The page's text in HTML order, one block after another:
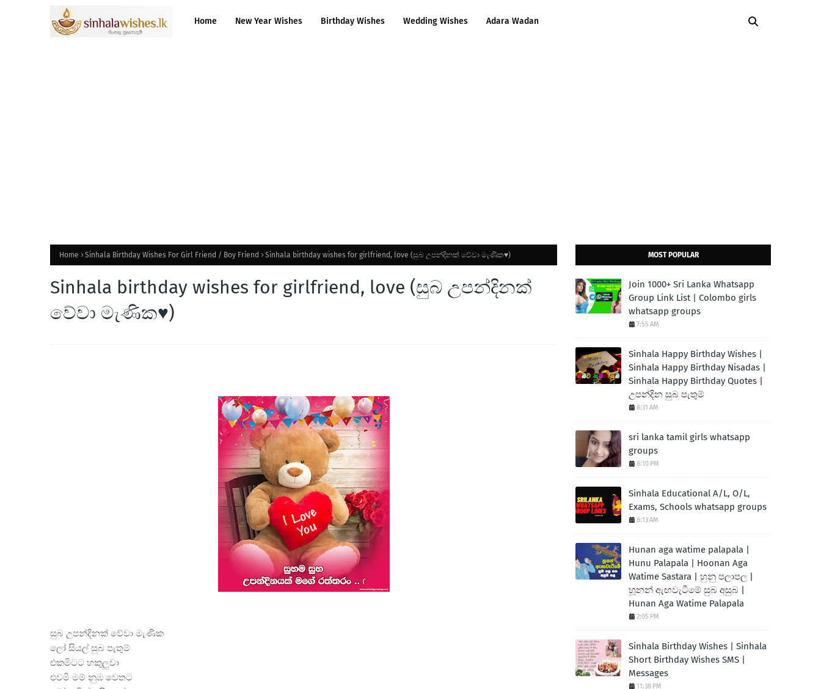
Home New Year Wishes Birthday Wishes Wedding Wishes Adara Wadan
Home Sinhala Birthday Wishes For Girl Friend / Boy Friend Sinhala birthday wishes for girlfriend, love (සුබ උපන්දිනක් ​වේවා මැණික♥️)
Sinhala birthday wishes for girlfriend, love (සුබ උපන්දිනක් ​
වේවා මැණික♥️)
සුබ උපන්දිනක් ​වේවා මැණික
​ලෝ සියල් සුබ පැතුම්
එකමිටට හකුලුවා
එවමි මම් නුඹ ​වෙතට
MOST POPULAR
Join 1000+ Sri Lanka Whatsapp
Group Link List | Colombo girls
whatsapp groups
7:55 AM
Sinhala Happy Birthday Wishes |
Sinhala Happy Birthday Nisadas |
Sinhala Happy Birthday Quotes |
උපන්දින සුබ පැතුම්
8:31 AM
sri lanka tamil girls whatsapp
groups
8:10 PM
Sinhala Educational A/L, O/L,
Exams, Schools whatsapp groups
8:13 AM
Hunan aga watime palapala |
Hunu Palapala | Hoonan Aga
Watime Sastara | හුනු පලාපල |
හූනන් ඇඟවැටීමේ සුබ අසුබ |
Hunan Aga Watime Palapala
2:05 PM
Sinhala Birthday Wishes | Sinhala
Short Birthday Wishes SMS |
Messages
11:38 PM